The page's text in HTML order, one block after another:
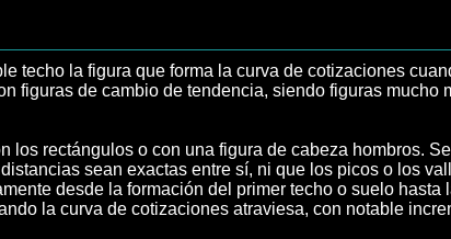
techo la figura que forma la curva de cotizaciones
figuras de cambio de tendencia, siendo figuras
los rectángulos o con una figura de cabeza hombros.
sean exactas entre sí, ni que los picos o los
desde la formación del primer techo o suelo
la curva de cotizaciones atraviesa, con notable